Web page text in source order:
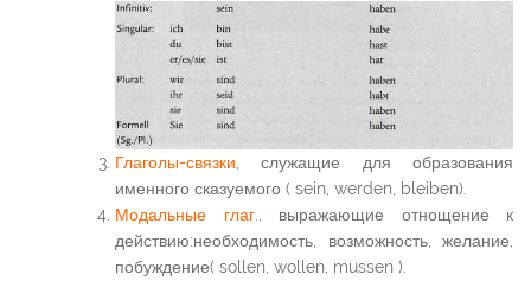
Глаголы-связки, служащие для образования
именного сказуемого ( sein, werden, bleiben).
Модальные глаг., выражающие отнощение к
действию:необходимость, возможность, желание,
побуждение( sollen, wollen, mussen ).